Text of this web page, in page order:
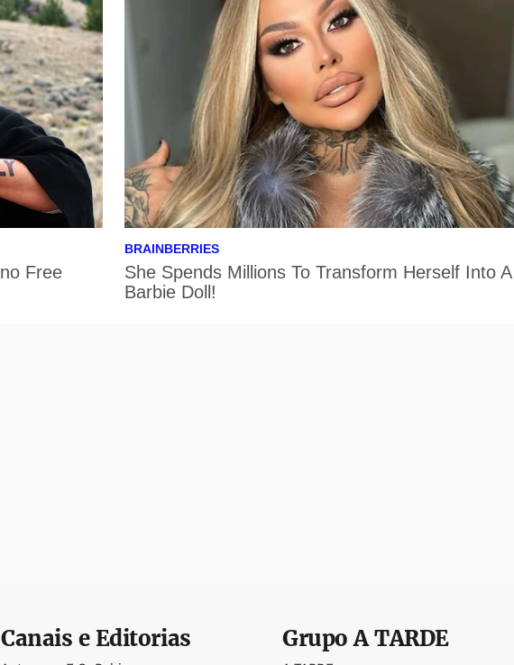
Canais e Editorias GrupoA TARDE